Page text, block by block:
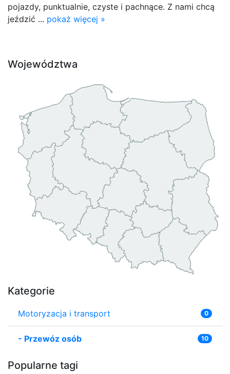
pojazdy, punktualnie, czyste i pachnące. Z nami chcą
jeździć ... pokaż więcej »
Województwa
Kategorie
Motoryzacja i transport 0
- Przewóz osób 10
Popularne tagi